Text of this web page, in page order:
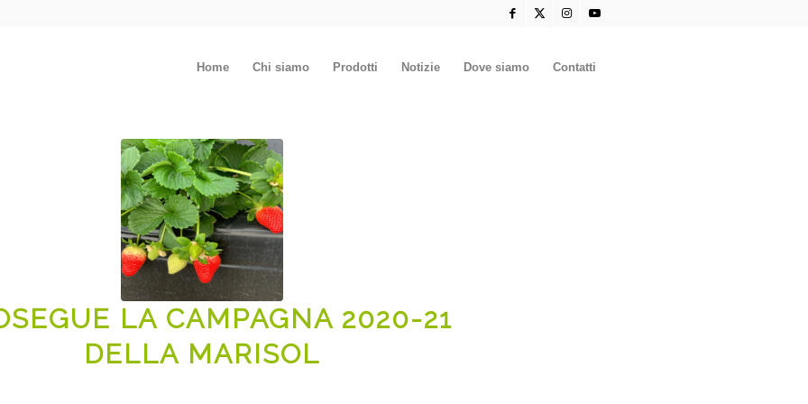
Home Chi siamo Prodotti Notizie Dove siamo Contatti
LA CAMPAGNA 2020-21
DELLA MARISOL